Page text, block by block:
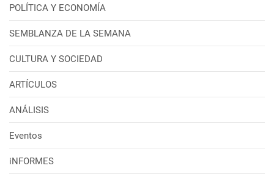
POLÍTICA Y ECONOMÍA
SEMBLANZA DE LA SEMANA
CULTURA Y SOCIEDAD
ARTÍCULOS
ANÁLISIS
Eventos
iNFORMES